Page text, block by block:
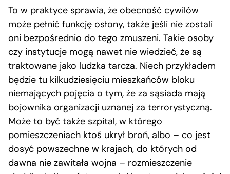
To w praktyce sprawia, że obecność cywilów
może pełnić funkcję osłony, także jeśli nie zostali
oni bezpośrednio do tego zmuszeni. Takie osoby
czy instytucje mogą nawet nie wiedzieć, że są
traktowane jako ludzka tarcza. Niech przykładem
będzie tu kilkudziesięciu mieszkańców bloku
niemających pojęcia o tym, że za sąsiada mają
bojownika organizacji uznanej za terrorystyczną.
Może to być także szpital, w którego
pomieszczeniach ktoś ukrył broń, albo – co jest
dosyć powszechne w krajach, do których od
dawna nie zawitała wojna – rozmieszczenie